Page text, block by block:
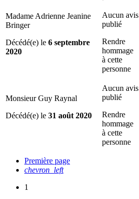
Madame Adrienne Jeanine
Bringer
Décédé(e) le 6 septembre
2020
Aucun avis
publié
Rendre
hommage
à cette
personne
Monsieur Guy Raynal
Décédé(e) le 31 août 2020
Aucun avis
publié
Rendre
hommage
à cette
personne
Première page
chevron_left
1